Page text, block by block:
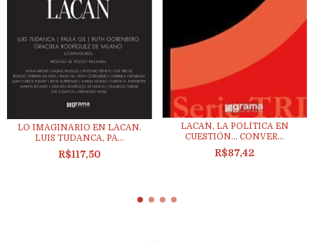
LO IMAGINARIO EN LACAN.
LUIS TUDANCA, PA...
R$117,50
LACAN, LA POLÍTICA EN
CUESTIÓN... CONVER...
R$87,42